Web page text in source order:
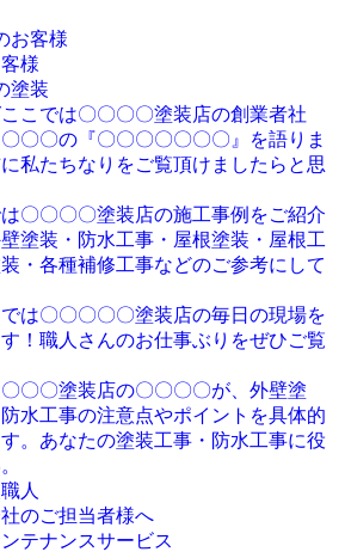
お客様
様
塗装
ここでは〇〇〇〇塗装店の創業者社
〇〇の『〇〇〇〇〇〇〇』を語りま
私たちなりをご覧頂けましたらと思
〇〇〇〇塗装店の施工事例をご紹介
塗装・防水工事・屋根塗装・屋根工
・各種補修工事などのご参考にして
は〇〇〇〇〇塗装店の毎日の現場を
！職人さんのお仕事ぶりをぜひご覧
〇〇塗装店の〇〇〇〇が、外壁塗
水工事の注意点やポイントを具体的
。あなたの塗装工事・防水工事に役
人
のご担当者様へ
テナンスサービス